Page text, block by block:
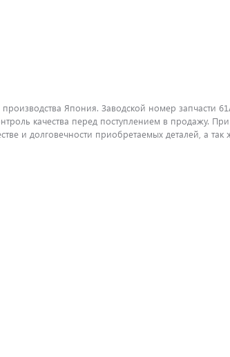
Япония. Заводской номер запчасти
качества перед поступлением в продажу.
и долговечности приобретаемых деталей, а так